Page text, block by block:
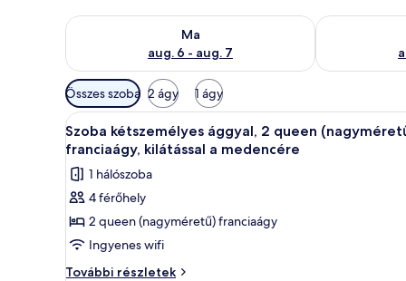
Ma
aug. 6 - aug. 7
A ma esti rendelkezésre állás ellenőrzése: aug. 6 -
A holnapi
Szobákhoz
rendelkezésre
álló
szűrők
Összes szoba 2 ágy 1 ágy
A
következő
szoba
összes
képének
megtekintése:
Szoba
kétszemélyes
Egy szállodai szoba két
12
Szoba kétszemélyes ággyal, 2 queen
franciaágy, kilátással a medencére
1 hálószoba
4 férőhely
2 queen (nagyméretű) franciaágy
Ingyenes wifi
További részletek
Szoba